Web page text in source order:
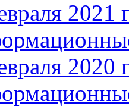
2021
2020